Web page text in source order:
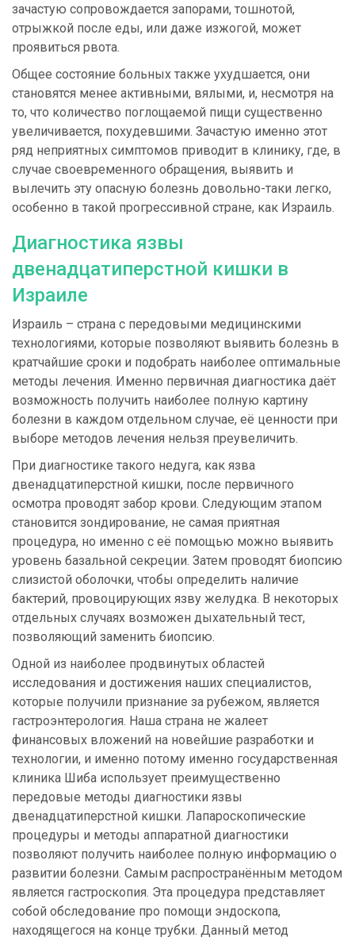
зачастую сопровождается запорами, тошнотой,
отрыжкой после еды, или даже изжогой, может
проявиться рвота.
Общее состояние больных также ухудшается, они
становятся менее активными, вялыми, и, несмотря на
то, что количество поглощаемой пищи существенно
увеличивается, похудевшими. Зачастую именно этот
ряд неприятных симптомов приводит в клинику, где, в
случае своевременного обращения, выявить и
вылечить эту опасную болезнь довольно-таки легко,
особенно в такой прогрессивной стране, как Израиль.
Диагностика язвы
двенадцатиперстной кишки в
Израиле
Израиль – страна с передовыми медицинскими
технологиями, которые позволяют выявить болезнь в
кратчайшие сроки и подобрать наиболее оптимальные
методы лечения. Именно первичная диагностика даёт
возможность получить наиболее полную картину
болезни в каждом отдельном случае, её ценности при
выборе методов лечения нельзя преувеличить.
При диагностике такого недуга, как язва
двенадцатиперстной кишки, после первичного
осмотра проводят забор крови. Следующим этапом
становится зондирование, не самая приятная
процедура, но именно с её помощью можно выявить
уровень базальной секреции. Затем проводят биопсию
слизистой оболочки, чтобы определить наличие
бактерий, провоцирующих язву желудка. В некоторых
отдельных случаях возможен дыхательный тест,
позволяющий заменить биопсию.
Одной из наиболее продвинутых областей
исследования и достижения наших специалистов,
которые получили признание за рубежом, является
гастроэнтерология. Наша страна не жалеет
финансовых вложений на новейшие разработки и
технологии, и именно потому именно государственная
клиника Шиба использует преимущественно
передовые методы диагностики язвы
двенадцатиперстной кишки. Лапароскопические
процедуры и методы аппаратной диагностики
позволяют получить наиболее полную информацию о
развитии болезни. Самым распространённым методом
является гастроскопия. Эта процедура представляет
собой обследование про помощи эндоскопа,
находящегося на конце трубки. Данный метод